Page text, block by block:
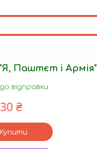
Паштєт і Армія"
відправки
₴
Купити